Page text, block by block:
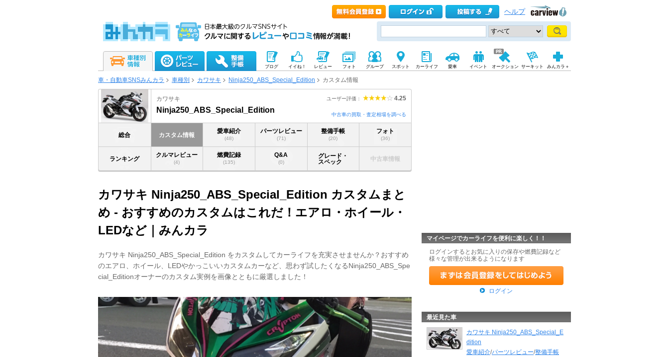
ヘルプ
ブログ イイね！ レビュー フォト グループ スポット カーライフ 愛車 イベント オークション サーキット みんカラ＋
車・自動車SNSみんカラ 車種別 カワサキ Ninja250_ABS_Special_Edition カスタム情報
ユーザー評価： 4.25
カワサキ
Ninja250_ABS_Special_Edition
中古車の買取・査定相場を調べる
総合 カスタム情報
愛車紹介
(48)
パーツレビュー
(71)
整備手帳
(20)
フォト
(36)
ランキング
クルマレビュー
(4)
燃費記録
(135)
Q&A
(0)
グレード・
スペック
中古車情報
カワサキ Ninja250_ABS_Special_Edition カスタムまと
め - おすすめのカスタムはこれだ！エアロ・ホイール・
LEDなど｜みんカラ
カワサキ Ninja250_ABS_Special_Edition をカスタムしてカーライフを充実させませんか？おすすめ
のエアロ、ホイール、LEDやかっこいいカスタムカーなど、思わず試したくなるNinja250_ABS_Spe
cial_Editionオーナーのカスタム実例を画像とともに厳選しました！
マイページでカーライフを便利に楽しく！！
ログインするとお気に入りの保存や燃費記録など
様々な管理が出来るようになります
ログイン
最近見た車
カワサキ Ninja250_ABS_Special_E
dition
愛車紹介/パーツレビュー/整備手帳